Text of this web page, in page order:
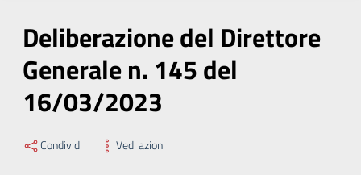
Deliberazione del Direttore
Generale n. 145 del
16/03/2023
Condividi Vedi azioni